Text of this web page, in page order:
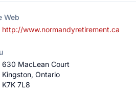
Web
http://www.normandyretirement.ca
630 MacLean Court
Kingston, Ontario
K7K 7L8